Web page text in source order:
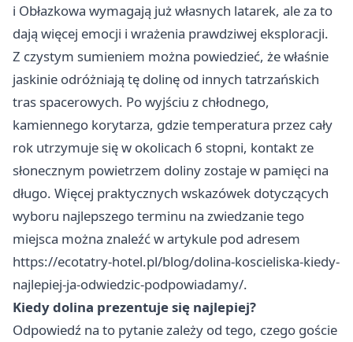
i Obłazkowa wymagają już własnych latarek, ale za to
dają więcej emocji i wrażenia prawdziwej eksploracji.
Z czystym sumieniem można powiedzieć, że właśnie
jaskinie odróżniają tę dolinę od innych tatrzańskich
tras spacerowych. Po wyjściu z chłodnego,
kamiennego korytarza, gdzie temperatura przez cały
rok utrzymuje się w okolicach 6 stopni, kontakt ze
słonecznym powietrzem doliny zostaje w pamięci na
długo. Więcej praktycznych wskazówek dotyczących
wyboru najlepszego terminu na zwiedzanie tego
miejsca można znaleźć w artykule pod adresem
https://ecotatry-hotel.pl/blog/dolina-koscieliska-kiedy-
najlepiej-ja-odwiedzic-podpowiadamy/.
Kiedy dolina prezentuje się najlepiej?
Odpowiedź na to pytanie zależy od tego, czego goście